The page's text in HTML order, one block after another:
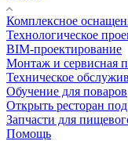
Комплексное
Технологическое
BIM-проектирование
Монтаж и сервисная
Техническое
Обучение для поваров
Открыть ресторан
Запчасти для
Помощь